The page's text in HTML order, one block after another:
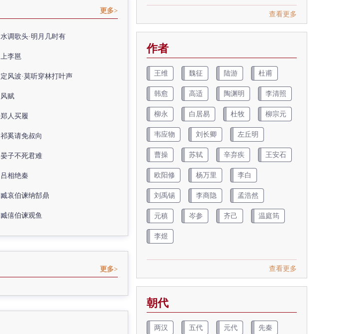
更多>
水调歌头·明月几时有
上李邕
定风波·莫听穿林打叶声
风赋
郑人买履
祁奚请免叔向
晏子不死君难
吕相绝秦
臧哀伯谏纳郜鼎
臧僖伯谏观鱼
更多>
查看更多
作者
王维 魏征 陆游 杜甫
韩愈 高适 陶渊明 李清照
柳永 白居易 杜牧 柳宗元
韦应物 刘长卿 左丘明
曹操 苏轼 辛弃疾 王安石
欧阳修 杨万里 李白
刘禹锡 李商隐 孟浩然
元稹 岑参 齐己 温庭筠
李煜
查看更多
朝代
两汉 五代 元代 先秦